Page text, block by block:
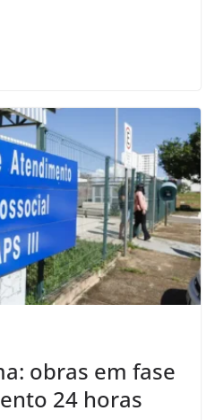
obras em fase
24 horas